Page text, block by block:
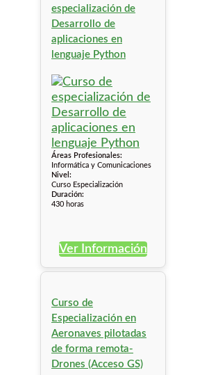
especialización de
Desarrollo de
aplicaciones en
lenguaje Python
Áreas Profesionales:
Informática y Comunicaciones
Nivel:
Curso Especialización
Duración:
430 horas
Ver Información
Curso de
Especialización en
Aeronaves pilotadas
de forma remota-
Drones (Acceso GS)